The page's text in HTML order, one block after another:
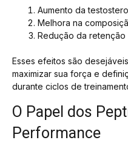
Aumento da
Melhora na
Redução da retenção
Esses efeitos são
maximizar sua força e
durante ciclos de
O Papel dos
Performance